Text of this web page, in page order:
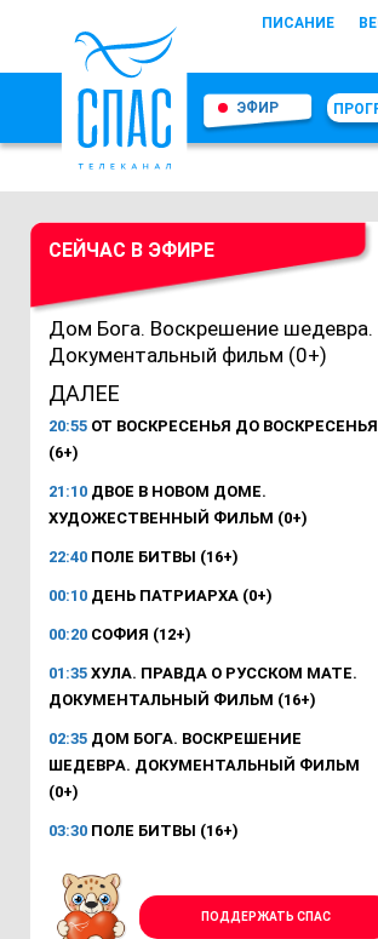
ПИСАНИЕ
ЭФИР
СЕЙЧАС В ЭФИРЕ
Дом Бога. Воскрешение шедевра.
Документальный фильм (0+)
ДАЛЕЕ
20:55 ОТ ВОСКРЕСЕНЬЯ ДО ВОСКРЕСЕНЬЯ
(6+)
21:10 ДВОЕ В НОВОМ ДОМЕ.
ХУДОЖЕСТВЕННЫЙ ФИЛЬМ (0+)
22:40 ПОЛЕ БИТВЫ (16+)
00:10 ДЕНЬ ПАТРИАРХА (0+)
00:20 СОФИЯ (12+)
01:35 ХУЛА. ПРАВДА О РУССКОМ МАТЕ.
ДОКУМЕНТАЛЬНЫЙ ФИЛЬМ (16+)
02:35 ДОМ БОГА. ВОСКРЕШЕНИЕ
ШЕДЕВРА. ДОКУМЕНТАЛЬНЫЙ ФИЛЬМ
(0+)
03:30 ПОЛЕ БИТВЫ (16+)
ПОДДЕРЖАТЬ СПАС